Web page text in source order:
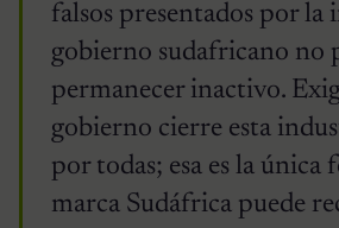
falsos presentados por la
gobierno sudafricano no
permanecer inactivo.
gobierno cierre esta
por todas; esa es la única
marca Sudáfrica puede